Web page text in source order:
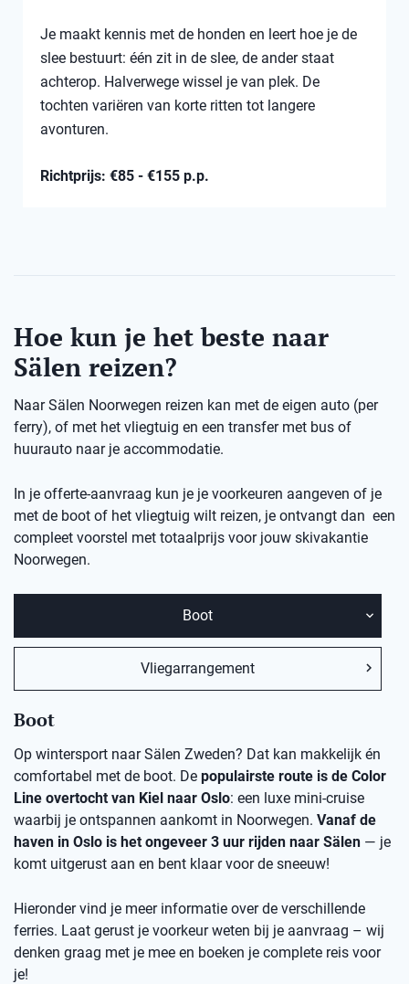
Je maakt kennis met de honden en leert hoe je de
slee bestuurt: één zit in de slee, de ander staat
achterop. Halverwege wissel je van plek. De
tochten variëren van korte ritten tot langere
avonturen.
Richtprijs: €85 - €155 p.p.
Hoe kun je het beste naar
Sälen reizen?
Naar Sälen Noorwegen reizen kan met de eigen auto (per
ferry), of met het vliegtuig en een transfer met bus of
huurauto naar je accommodatie.
In je offerte-aanvraag kun je je voorkeuren aangeven of je
met de boot of het vliegtuig wilt reizen, je ontvangt dan een
compleet voorstel met totaalprijs voor jouw skivakantie
Noorwegen.
Boot
Vliegarrangement
Boot
Op wintersport naar Sälen Zweden? Dat kan makkelijk én
comfortabel met de boot. De populairste route is de Color
Line overtocht van Kiel naar Oslo: een luxe mini-cruise
waarbij je ontspannen aankomt in Noorwegen. Vanaf de
haven in Oslo is het ongeveer 3 uur rijden naar Sälen — je
komt uitgerust aan en bent klaar voor de sneeuw!
Hieronder vind je meer informatie over de verschillende
ferries. Laat gerust je voorkeur weten bij je aanvraag – wij
denken graag met je mee en boeken je complete reis voor
je!